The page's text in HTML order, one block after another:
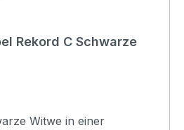
Rekord C Schwarze
Witwe in einer